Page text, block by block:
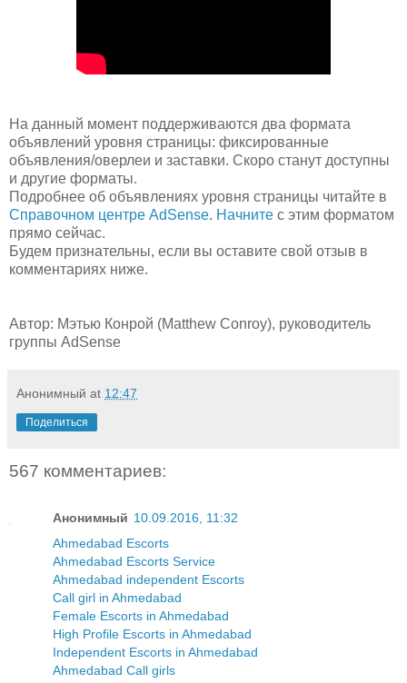
На данный момент поддерживаются два формата
объявлений уровня страницы: фиксированные
объявления/оверлеи и заставки. Скоро станут доступны
и другие форматы.
Подробнее об объявлениях уровня страницы читайте в
Справочном центре AdSense. Начните с этим форматом
прямо сейчас.
Будем признательны, если вы оставите свой отзыв в
комментариях ниже.
Автор: Мэтью Конрой (Matthew Conroy), руководитель
группы AdSense
Анонимный at 12:47
Поделиться
567 комментариев:
Анонимный 10.09.2016, 11:32
Ahmedabad Escorts
Ahmedabad Escorts Service
Ahmedabad independent Escorts
Call girl in Ahmedabad
Female Escorts in Ahmedabad
High Profile Escorts in Ahmedabad
Independent Escorts in Ahmedabad
Ahmedabad Call girls